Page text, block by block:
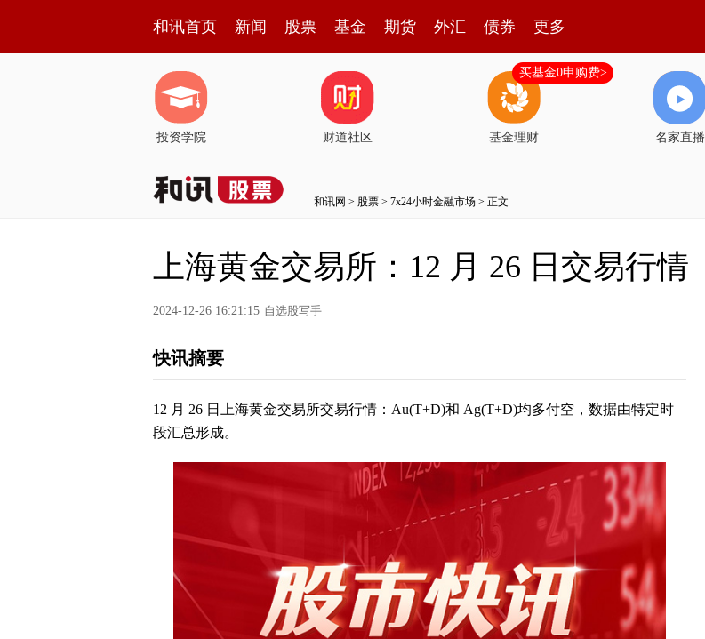
和讯首页 新闻 股票 基金 期货 外汇 债券 更多
投资学院 财道社区 基金理财
买基金0申购费>
名家直播
和讯网 > 股票 > 7x24小时金融市场 > 正文
上海黄金交易所：12 月 26 日交易行情
2024-12-26 16:21:15 自选股写手
快讯摘要
12 月 26 日上海黄金交易所交易行情：Au(T+D)和 Ag(T+D)均多付空，数据由特定时
段汇总形成。